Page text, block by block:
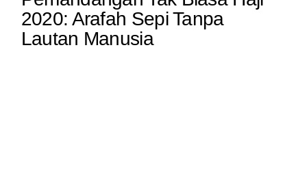
2020: Arafah Sepi Tanpa
Lautan Manusia